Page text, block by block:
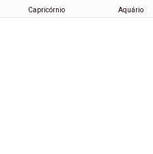
Capricórnio Aquário